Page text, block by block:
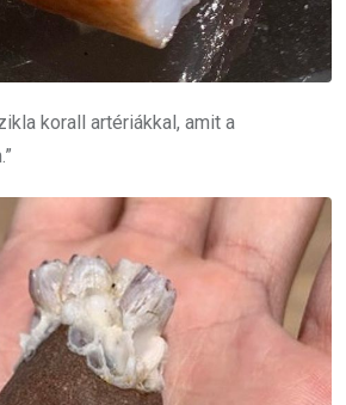
korall artériákkal, amit a